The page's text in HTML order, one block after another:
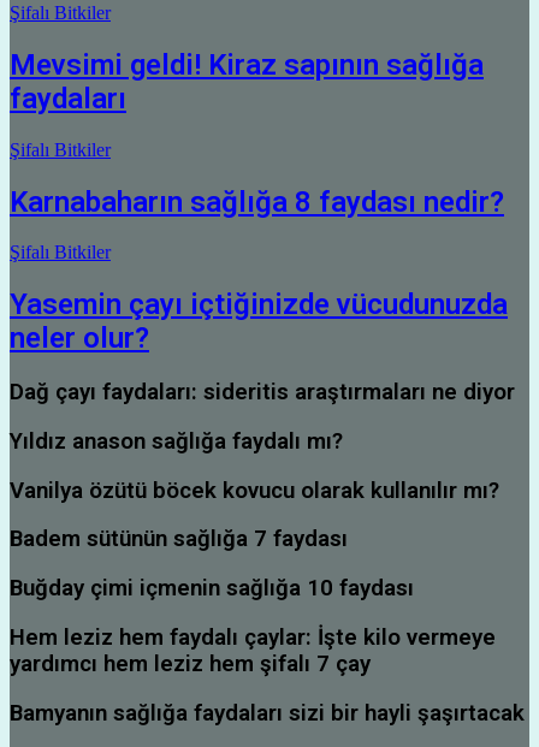
Şifalı Bitkiler
Mevsimi geldi! Kiraz sapının sağlığa
faydaları
Şifalı Bitkiler
Karnabaharın sağlığa 8 faydası nedir?
Şifalı Bitkiler
Yasemin çayı içtiğinizde vücudunuzda
neler olur?
Dağ çayı faydaları: sideritis araştırmaları ne diyor
Yıldız anason sağlığa faydalı mı?
Vanilya özütü böcek kovucu olarak kullanılır mı?
Badem sütünün sağlığa 7 faydası
Buğday çimi içmenin sağlığa 10 faydası
Hem leziz hem faydalı çaylar: İşte kilo vermeye
yardımcı hem leziz hem şifalı 7 çay
Bamyanın sağlığa faydaları sizi bir hayli şaşırtacak